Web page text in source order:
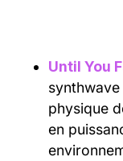
Until You
physique
en